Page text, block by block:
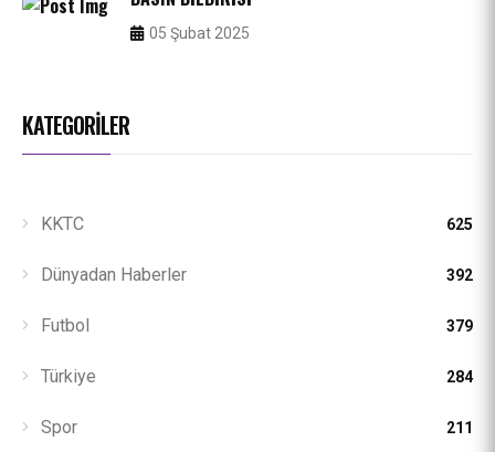
05 Şubat 2025
KATEGORILER
KKTC 625
Dünyadan Haberler 392
Futbol 379
Türkiye 284
Spor 211